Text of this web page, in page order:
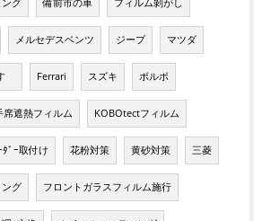
グ 備前市の車 フィルム剝がし
メルセデスベンツ ジープ マツダ
Ferrari スズキ ボルボ
席遮熱フィルム KOBOtectフィルム
ﾀﾞｰ取付け 花粉対策 黄砂対策 三菱
グ フロントガラスフィルム施行